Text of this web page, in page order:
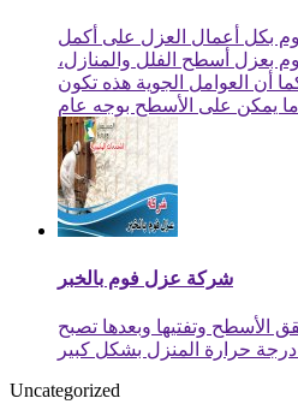
بكل أعمال العزل على أكمل
بعزل أسطح الفلل والمنازل،
أن العوامل الجوية هذه تكون
يمكن على الأسطح بوجه عام
شركة عزل فوم بالخبر
الأسطح وتفتيها وبعدها تصبح
حرارة المنزل بشكل كبير
Uncategorized